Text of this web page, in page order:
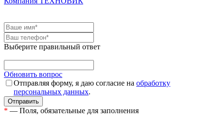
Выберите правильный ответ
Обновить вопрос
Отправляя форму, я даю согласие на обработку
персональных данных.
* — Поля, обязательные для заполнения